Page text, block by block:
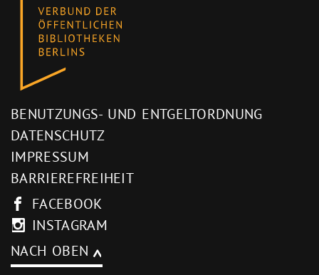
BENUTZUNGS- UND ENTGELTORDNUNG
DATENSCHUTZ
IMPRESSUM
BARRIEREFREIHEIT
FACEBOOK
INSTAGRAM
NACH OBEN